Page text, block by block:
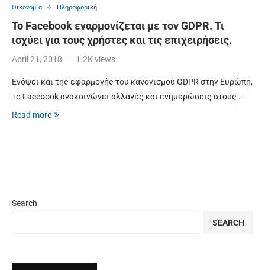
Οικονομία Πληροφορική
Το Facebook εναρμονίζεται με τον GDPR. Τι
ισχύει για τους χρήστες και τις επιχειρήσεις.
April 21, 2018 1.2K views
Ενόψει και της εφαρμογής του κανονισμού GDPR στην Ευρώπη,
το Facebook ανακοινώνει αλλαγές και ενημερώσεις στους …
Read more
Search
SEARCH